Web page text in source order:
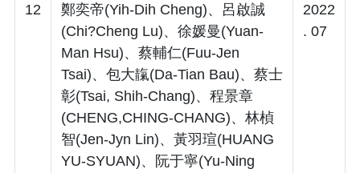
12
鄭奕帝(Yih-Dih Cheng)、呂啟誠
(Chi?Cheng Lu)、徐媛曼(Yuan-
Man Hsu)、蔡輔仁(Fuu-Jen
Tsai)、包大靝(Da-Tian Bau)、蔡士
彰(Tsai, Shih-Chang)、程景章
(CHENG,CHING-CHANG)、林楨
智(Jen-Jyn Lin)、黃羽瑄(HUANG
YU-SYUAN)、阮于寧(Yu-Ning
2022
. 07